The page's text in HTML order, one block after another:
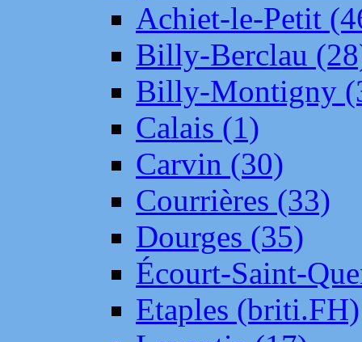
Achiet-le-Petit
Billy-Berclau
Billy-Montigny
Calais (1)
Carvin (30)
Courrières (33)
Dourges (35)
Écourt-Saint-
Etaples (briti.FH)